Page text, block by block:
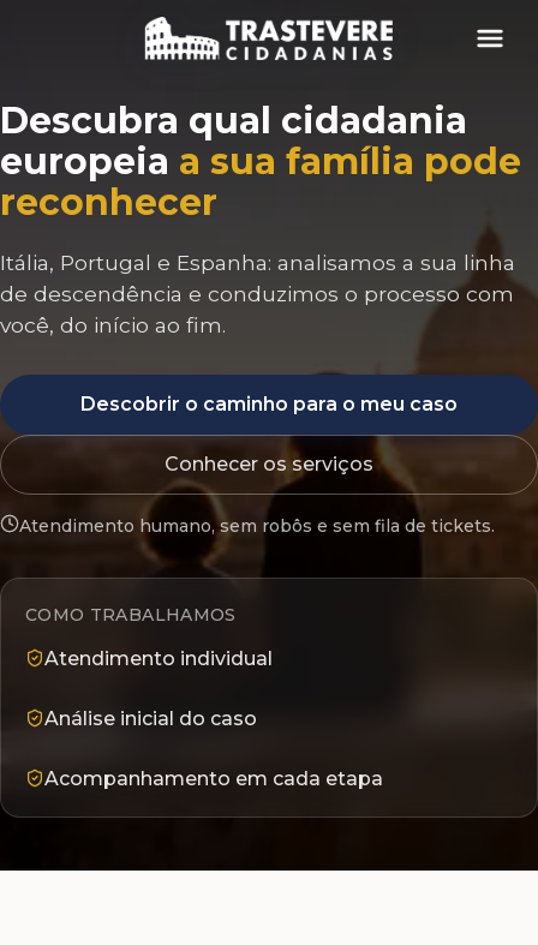
Menu
Descubra qual cidadania
europeia a sua família pode
reconhecer
Itália, Portugal e Espanha: analisamos a sua linha
de descendência e conduzimos o processo com
você, do início ao fim.
Descobrir o caminho para o meu caso
Conhecer os serviços
Atendimento humano, sem robôs e sem fila de tickets.
COMO TRABALHAMOS
Atendimento individual
Análise inicial do caso
Acompanhamento em cada etapa